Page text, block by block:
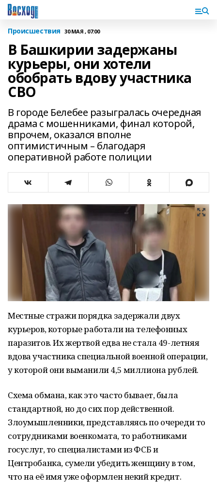
Происшествия 30 МАЯ , 07:00
В Башкирии задержаны
курьеры, они хотели
обобрать вдову участника
СВО
В городе Белебее разыгралась очередная
драма с мошенниками, финал которой,
впрочем, оказался вполне
оптимистичным – благодаря
оперативной работе полиции
Местные стражи порядка задержали двух
курьеров, которые работали на телефонных
паразитов. Их жертвой едва не стала 49-летняя
вдова участника специальной военной операции,
у которой они выманили 4,5 миллиона рублей.
Схема обмана, как это часто бывает, была
стандартной, но до сих пор действенной.
Злоумышленники, представляясь по очереди то
сотрудниками военкомата, то работниками
госуслуг, то специалистами из ФСБ и
Центробанка, сумели убедить женщину в том,
что на её имя уже оформлен некий кредит.